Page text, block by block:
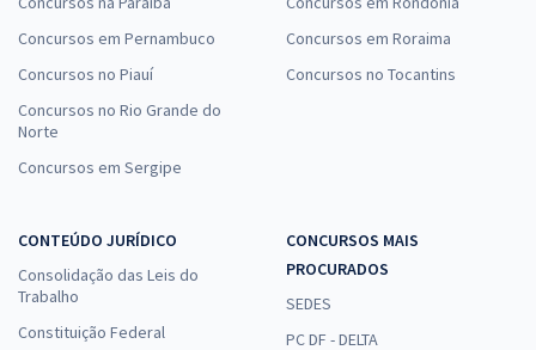
Concursos em Pernambuco
Concursos no Piauí
Concursos no Rio Grande do
Norte
Concursos em Sergipe
Concursos em Roraima
Concursos no Tocantins
CONTEÚDO JURÍDICO
Consolidação das Leis do
Trabalho
Constituição Federal
CONCURSOS MAIS
PROCURADOS
SEDES
PC DF - DELTA